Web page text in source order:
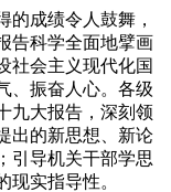
的成绩令人鼓舞，
告科学全面地擘画
社会主义现代化国
、振奋人心。各级
九大报告，深刻领
出的新思想、新论
引导机关干部学思
现实指导性。